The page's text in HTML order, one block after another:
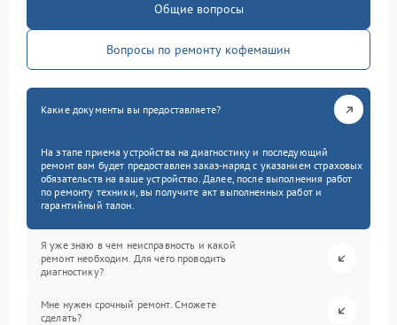
Общие вопросы
Вопросы по ремонту кофемашин
Какие документы вы предоставляете?
На этапе приема устройства на диагностику и последующий
ремонт вам будет предоставлен заказ-наряд с указанием страховых
обязательств на ваше устройство. Далее, после выполнения работ
по ремонту техники, вы получите акт выполненных работ и
гарантийный талон.
Я уже знаю в чем неисправность и какой
ремонт необходим. Для чего проводить
диагностику?
Мне нужен срочный ремонт. Сможете
сделать?